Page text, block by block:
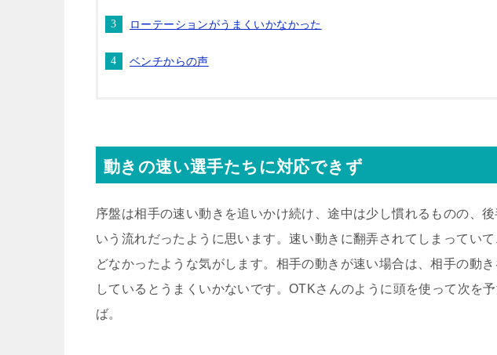
ローテーションがうまくいかなかった
ベンチからの声
動きの速い選手たちに対応できず
序盤は相手の速い動きを追いかけ続け、途中は少し慣れるものの、
いう流れだったように思います。速い動きに翻弄されてしまってい
どなかったような気がします。相手の動きが速い場合は、相手の動
しているとうまくいかないです。OTKさんのように頭を使って次を
ば。